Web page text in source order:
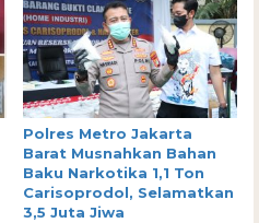
Polres Metro Jakarta
Barat Musnahkan Bahan
Baku Narkotika 1,1 Ton
Carisoprodol, Selamatkan
3,5 Juta Jiwa